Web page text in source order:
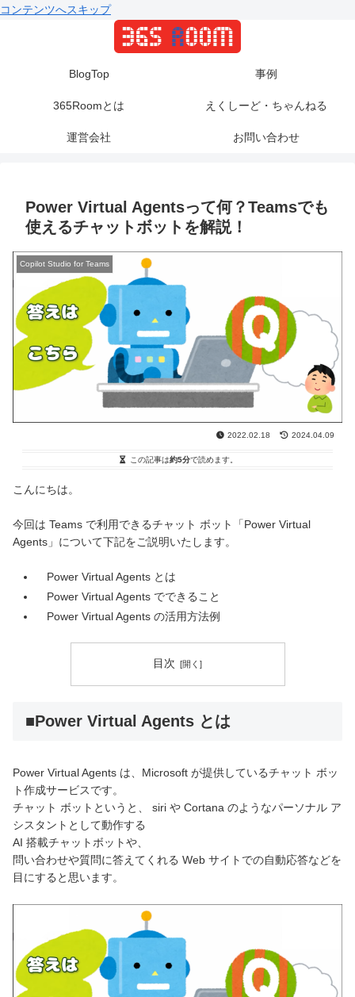
コンテンツへスキップ
BlogTop 事例
365Roomとは えくしーど・ちゃんねる
運営会社 お問い合わせ
Power Virtual Agentsって何？Teamsでも
使えるチャットボットを解説！
Copilot Studio for Teams
2022.02.18 2024.04.09
この記事は約5分で読めます。
こんにちは。
今回は Teams で利用できるチャット ボット「Power Virtual
Agents」について下記をご説明いたします。
Power Virtual Agents とは
Power Virtual Agents でできること
Power Virtual Agents の活用方法例
目次
■Power Virtual Agents とは
Power Virtual Agents は、Microsoft が提供しているチャット ボッ
ト作成サービスです。
チャット ボットというと、 siri や Cortana のようなパーソナル ア
シスタントとして動作する
AI 搭載チャットボットや、
問い合わせや質問に答えてくれる Web サイトでの自動応答などを
目にすると思います。